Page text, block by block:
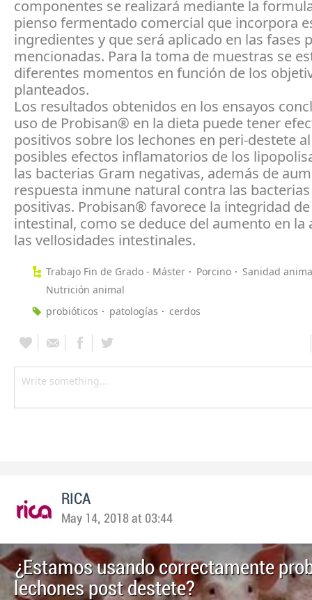
componentes se realizará mediante la
pienso fermentado comercial que incorpora
ingredientes y que será aplicado en las fases
mencionadas. Para la toma de muestras se
diferentes momentos en función de los
planteados.
Los resultados obtenidos en los ensayos
uso de Probisan® en la dieta puede tener
positivos sobre los lechones en peri-destete
posibles efectos inflamatorios de los
las bacterias Gram negativas, además de
respuesta inmune natural contra las
positivas. Probisan® favorece la integridad
intestinal, como se deduce del aumento en la
las vellosidades intestinales.
Trabajo Fin de Grado - Máster Porcino
Sanidad
Nutrición animal
probióticos
patologías cerdos
RICA
May 14, 2018 at 03:44
¿Estamos usando correctamente
lechones post destete?